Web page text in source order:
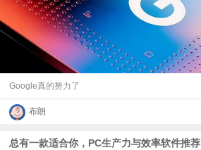
Google真的努力了
布朗
总有一款适合你，PC生产力与效率软件推荐